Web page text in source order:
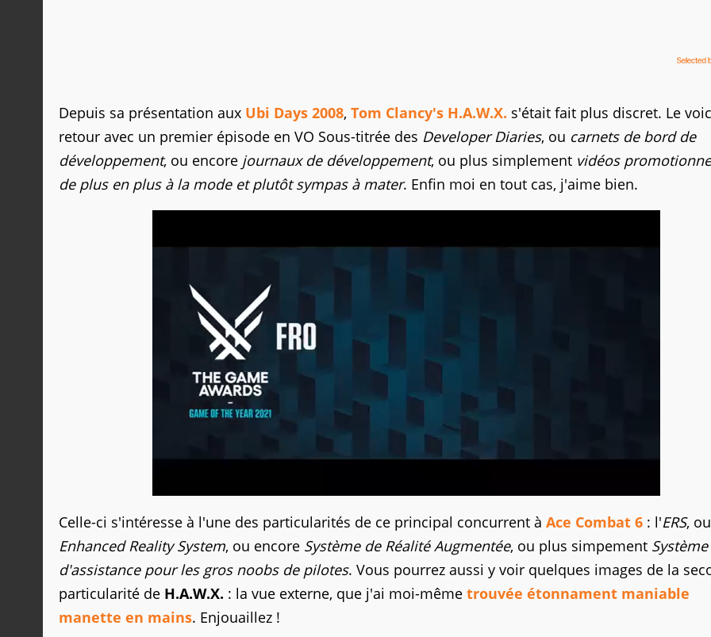
Depuis sa présentation aux Ubi Days 2008, Tom Clancy's H.A.W.X. s'était fait plus discret. Le
retour avec un premier épisode en VO Sous-titrée des Developer Diaries, ou carnets de bord de
développement, ou encore journaux de développement, ou plus simplement vidéos
de plus en plus à la mode et plutôt sympas à mater. Enfin moi en tout cas, j'aime bien.
Celle-ci s'intéresse à l'une des particularités de ce principal concurrent à Ace Combat 6 : l'ERS, ou
Enhanced Reality System, ou encore Système de Réalité Augmentée, ou plus simpement Système
d'assistance pour les gros noobs de pilotes. Vous pourrez aussi y voir quelques images de la
particularité de H.A.W.X. : la vue externe, que j'ai moi-même trouvée étonnament maniable
manette en mains. Enjouaillez !